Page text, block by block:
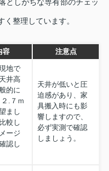
としがちな専有部のチェッ
整理しています。
容 注意点
地で
井高
的に
.７ｍ
まし
較し
ージ
認し
天井が低いと圧
迫感があり、家
具搬入時にも影
響しますので、
必ず実測で確認
しましょう。